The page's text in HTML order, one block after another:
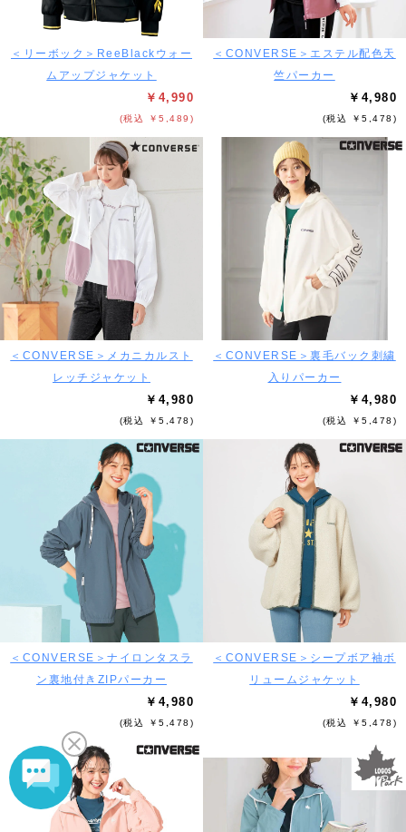
＜リーボック＞ReeBlackウォー
ムアップジャケット
￥4,990
(税込 ￥5,489)
＜CONVERSE＞エステル配色天
竺パーカー
￥4,980
(税込 ￥5,478)
＜CONVERSE＞メカニカルスト
レッチジャケット
￥4,980
(税込 ￥5,478)
＜CONVERSE＞裏毛バック刺繍
入りパーカー
￥4,980
(税込 ￥5,478)
＜CONVERSE＞ナイロンタスラ
ン裏地付きZIPパーカー
￥4,980
(税込 ￥5,478)
＜CONVERSE＞シープボア袖ボ
リュームジャケット
￥4,980
(税込 ￥5,478)